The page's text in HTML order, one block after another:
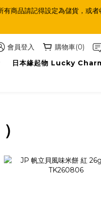
商品請記得設定為儲貨，或
會員登入 購物車(0)
日本緣起物 Lucky